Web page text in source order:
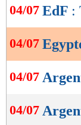
de
lecture
OK
04/07 EdF :
04/07
04/07
04/07